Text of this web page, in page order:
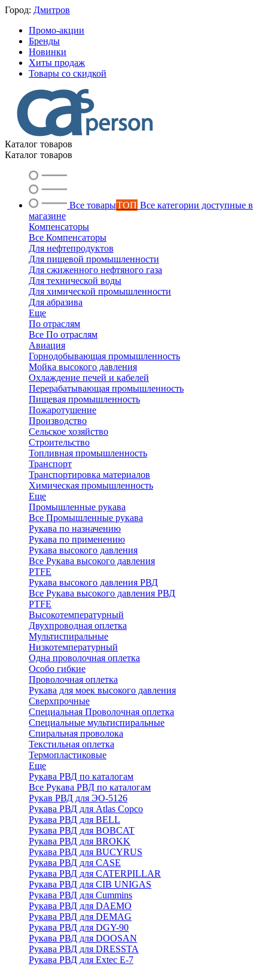
Город: Дмитров
Промо-акции
Бренды
Новинки
Хиты продаж
Товары со скидкой
Каталог товаров
Каталог товаров
Все товарыТОП Все категории доступные в
магазине
Компенсаторы
Все Компенсаторы
Для нефтепродуктов
Для пищевой промышленности
Для сжиженного нефтяного газа
Для технической воды
Для химической промышленности
Для абразива
Еще
По отраслям
Все По отраслям
Авиация
Горнодобывающая промышленность
Мойка высокого давления
Охлаждение печей и кабелей
Перерабатывающая промышленность
Пищевая промышленность
Пожаротушение
Производство
Сельское хозяйство
Строительство
Топливная промышленность
Транспорт
Транспортировка материалов
Химическая промышленность
Еще
Промышленные рукава
Все Промышленные рукава
Рукава по назначению
Рукава по применению
Рукава высокого давления
Все Рукава высокого давления
PTFE
Рукава высокого давления РВД
Все Рукава высокого давления РВД
PTFE
Высокотемпературный
Двухпроводная оплетка
Мультиспиральные
Низкотемпературный
Одна проволочная оплетка
Особо гибкие
Проволочная оплетка
Рукава для моек высокого давления
Сверхпрочные
Специальная Проволочная оплетка
Специальные мультиспиральные
Спиральная проволока
Текстильная оплетка
Термопластиковые
Еще
Рукава РВД по каталогам
Все Рукава РВД по каталогам
Рукав РВД для ЭО-5126
Рукава РВД для Atlas Copco
Рукава РВД для BELL
Рукава РВД для BOBCAT
Рукава РВД для BROKK
Рукава РВД для BUCYRUS
Рукава РВД для CASE
Рукава РВД для CATERPILLAR
Рукава РВД для CIB UNIGAS
Рукава РВД для Cummins
Рукава РВД для DAEMO
Рукава РВД для DEMAG
Рукава РВД для DGY-90
Рукава РВД для DOOSAN
Рукава РВД для DRESSTA
Рукава РВД для Extec E-7